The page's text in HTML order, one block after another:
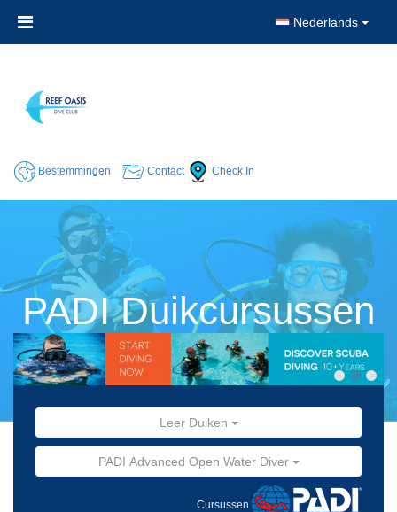
Nederlands
Bestemmingen Contact Check In
PADI Duikcursussen
Leer Duiken
PADI Advanced Open Water Diver
Cursussen